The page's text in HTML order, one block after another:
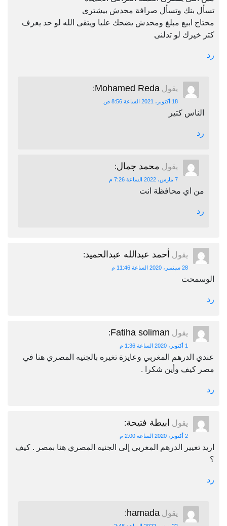
تسأل بنك وتسأل صرافة محدش بيشترى
محتاج ابيع مبلغ ومحدش يضحك عليا ويتقى الله لو حد يعرف
كتر خيرك لو تدلنى
رد
يقول Mohamed Reda
:
18 أكتوبر، 2021 الساعة 8:56 ص
الناس كتير
رد
يقول محمد جمال:
7 مارس، 2022 الساعة 7:26 م
من اي محافظة انت
رد
يقول أحمد عبدالله عبدالحميد:
28 سبتمبر، 2020 الساعة 11:46 م
الوسمحت
رد
يقول Fatiha soliman
:
1 أكتوبر، 2020 الساعة 1:36 م
عندي الدرهم المغربي وعايزة تغيره بالجنيه المصري هنا في
مصر كيف وأين شكرا .
رد
يقول ابيطة فتيحة:
2 أكتوبر، 2020 الساعة 2:00 م
اريد تغيير الدرهم المغربي إلى الجنيه المصري هنا بمصر . كيف
؟
رد
يقول hamada
: